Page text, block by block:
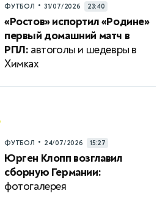
ФУТБОЛ • 31/07/2026 23:40
«Ростов» испортил «Родине»
первый домашний матч в
РПЛ: автоголы и шедевры в
Химках
ФУТБОЛ • 24/07/2026 15:27
Юрген Клопп возглавил
сборную Германии:
фотогалерея